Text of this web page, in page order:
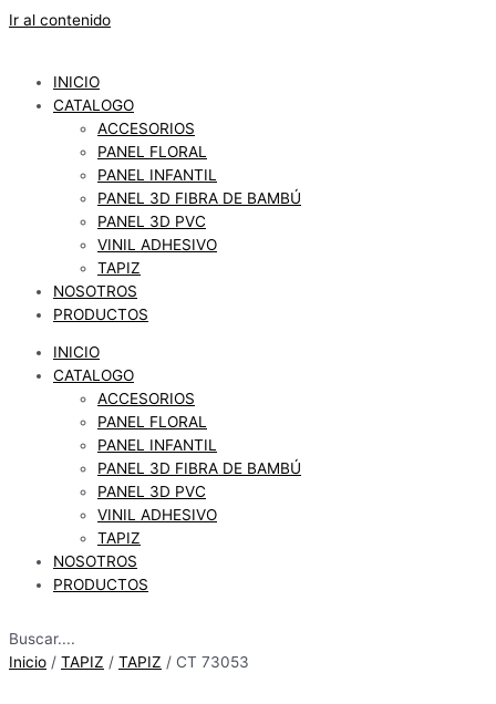
Ir al contenido
INICIO
CATALOGO
ACCESORIOS
PANEL FLORAL
PANEL INFANTIL
PANEL 3D FIBRA DE BAMBÚ
PANEL 3D PVC
VINIL ADHESIVO
TAPIZ
NOSOTROS
PRODUCTOS
INICIO
CATALOGO
ACCESORIOS
PANEL FLORAL
PANEL INFANTIL
PANEL 3D FIBRA DE BAMBÚ
PANEL 3D PVC
VINIL ADHESIVO
TAPIZ
NOSOTROS
PRODUCTOS
Buscar....
Inicio / TAPIZ / TAPIZ / CT 73053